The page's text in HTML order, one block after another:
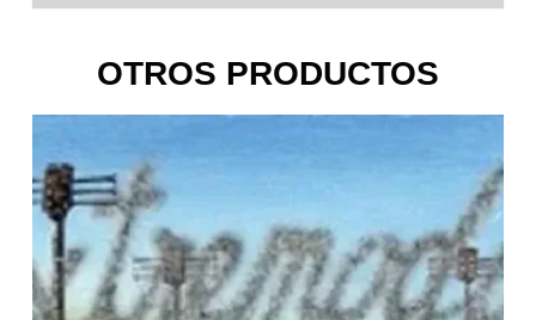
OTROS PRODUCTOS